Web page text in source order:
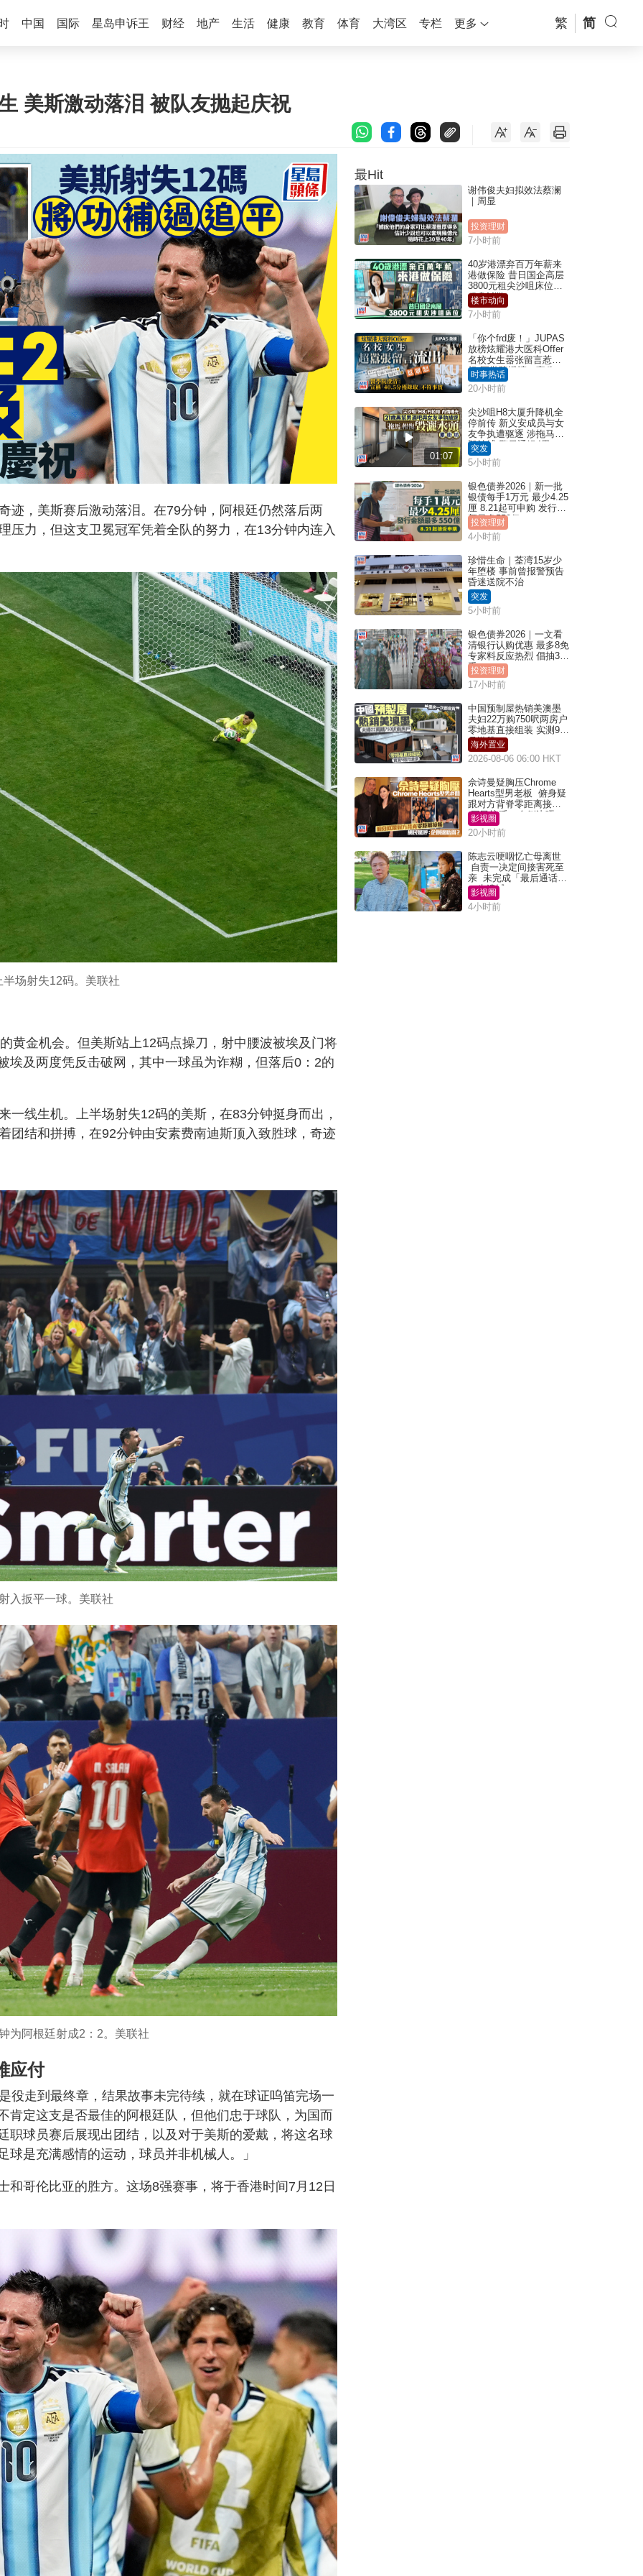
中国 国际 星岛申诉王 财经 地产 生活 健康 教育 体育 大湾区 专栏 更多 繁 简
美斯激动落泪 被队友抛起庆祝
迹，美斯赛后激动落泪。在79分钟，阿根廷仍然落后两
压力，但这支卫冕冠军凭着全队的努力，在13分钟内连入
半场射失12码。美联社
黄金机会。但美斯站上12码点操刀，射中腰波被埃及门将
埃及两度凭反击破网，其中一球虽为诈糊，但落后0：2的
一线生机。上半场射失12码的美斯，在83分钟挺身而出，
团结和拼搏，在92分钟由安素费南迪斯顶入致胜球，奇迹
入扳平一球。美联社
为阿根廷射成2：2。美联社
应付
役走到最终章，结果故事未完待续，就在球证呜笛完场一
肯定这支是否最佳的阿根廷队，但他们忠于球队，为国而
职球员赛后展现出团结，以及对于美斯的爱戴，将这名球
是充满感情的运动，球员并非机械人。」
和哥伦比亚的胜方。这场8强赛事，将于香港时间7月12日
最Hit
谢伟俊夫妇拟效法蔡澜
｜周显
投资理财
7小时前
40岁港漂弃百万年薪来
港做保险 昔日国企高层
3800元租尖沙咀床位｜
租盘Million
楼市动向
7小时前
「你个frd废！」JUPAS
放榜炫耀港大医科Offer
名校女生嚣张留言惹众
怒 医学院澄清：宣称
「40.5分获录取」不符事
实｜Juicy叮
时事热话
20小时前
01:07
尖沙咀H8大厦升降机全
停前传 新义安成员与女
友争执遭驱逐 涉拖马刑
毁被捕 警另通缉4男
突发
5小时前
银色债券2026｜新一批
银债每手1万元 最少4.25
厘 8.21起可申购 发行金
额最多550亿
投资理财
4小时前
珍惜生命｜荃湾15岁少
年堕楼 事前曾报警预告
昏迷送院不治
突发
5小时前
银色债券2026｜一文看
清银行认购优惠 最多8免
专家料反应热烈 倡抽30
手
投资理财
17小时前
中国预制屋热销美澳墨
夫妇22万购750呎两房户
零地基直接组装 实测9个
月激赞
海外置业
2026-08-06 06:00 HKT
佘诗曼疑胸压Chrome
Hearts型男老板 俯身疑
跟对方背脊零距离接触
网民惊呼：企侧边唔
得？
影视圈
20小时前
陈志云哽咽忆亡母离世
自责一决定间接害死至
亲 未完成「最后通话」
一生遗憾
影视圈
4小时前